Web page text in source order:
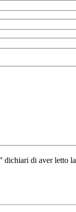
dichiari di aver letto la